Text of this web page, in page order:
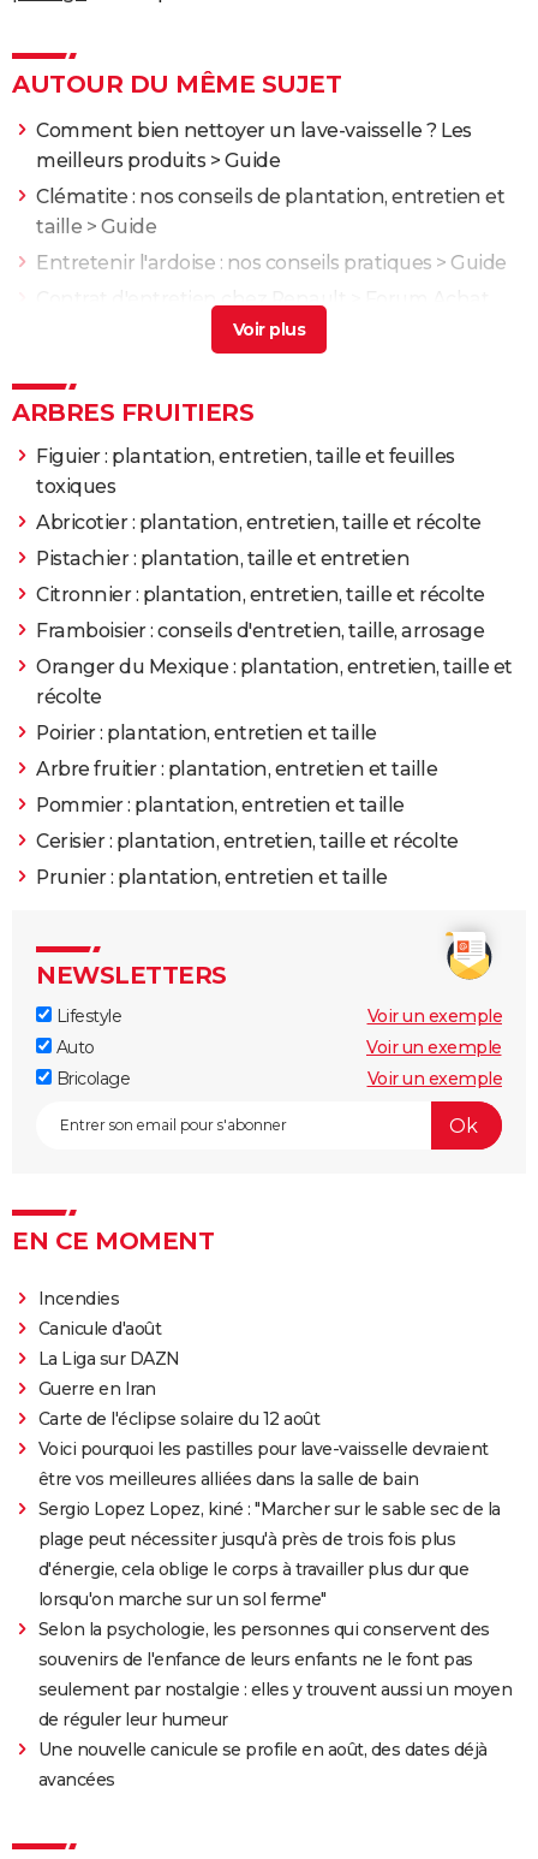
AUTOUR DU MÊME SUJET
Comment bien nettoyer un lave-vaisselle ? Les
meilleurs produits > Guide
Clématite : nos conseils de plantation, entretien et
taille > Guide
Entretenir l'ardoise : nos conseils pratiques > Guide
ARBRES FRUITIERS
Figuier : plantation, entretien, taille et feuilles
toxiques
Abricotier : plantation, entretien, taille et récolte
Pistachier : plantation, taille et entretien
Citronnier : plantation, entretien, taille et récolte
Framboisier : conseils d'entretien, taille, arrosage
Oranger du Mexique : plantation, entretien, taille et
récolte
Poirier : plantation, entretien et taille
Arbre fruitier : plantation, entretien et taille
Pommier : plantation, entretien et taille
Cerisier : plantation, entretien, taille et récolte
Prunier : plantation, entretien et taille
NEWSLETTERS
Lifestyle
Voir un exemple
Auto
Voir un exemple
Bricolage
Voir un exemple
EN CE MOMENT
Incendies
Canicule d'août
La Liga sur DAZN
Guerre en Iran
Carte de l'éclipse solaire du 12 août
Voici pourquoi les pastilles pour lave-vaisselle devraient
être vos meilleures alliées dans la salle de bain
Sergio Lopez Lopez, kiné : "Marcher sur le sable sec de la
plage peut nécessiter jusqu'à près de trois fois plus
d'énergie, cela oblige le corps à travailler plus dur que
lorsqu'on marche sur un sol ferme"
Selon la psychologie, les personnes qui conservent des
souvenirs de l'enfance de leurs enfants ne le font pas
seulement par nostalgie : elles y trouvent aussi un moyen
de réguler leur humeur
Une nouvelle canicule se profile en août, des dates déjà
avancées